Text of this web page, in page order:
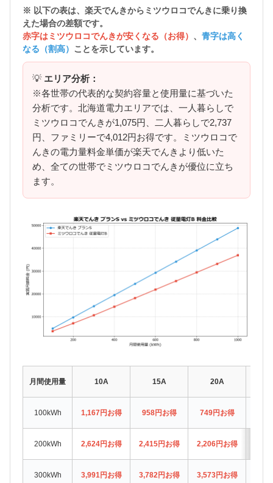
※ 以下の表は、楽天でんきから ミツウロコでんきに乗り換
えた場合の差額です。
赤字はミツウロコでんきが安くなる（お得） 、 青字は高く
なる（割高） ことを示しています。
💡 エリア分析：
※各世帯の代表的な契約容量と使用量に基づいた
分析です。北海道電力エリアでは、一人暮らしで
ミツウロコでんきが1,075円、二人暮らしで2,737
円、ファミリーで4,012円お得です。ミツウロコで
んきの電力量料金単価が楽天でんきより低いた
め、全ての世帯でミツウロコでんきが優位に立ち
ます。
月間使用量 10A 15A 20A
100kWh 1,167円お得 958円お得 749円お得
200kWh 2,624円お得 2,415円お得 2,206円お得
300kWh 3,991円お得 3,782円お得 3,573円お得